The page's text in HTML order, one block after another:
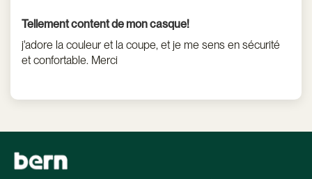
Tellement content de mon casque!
j'adore la couleur et la coupe, et je me sens en sécurité
et confortable. Merci